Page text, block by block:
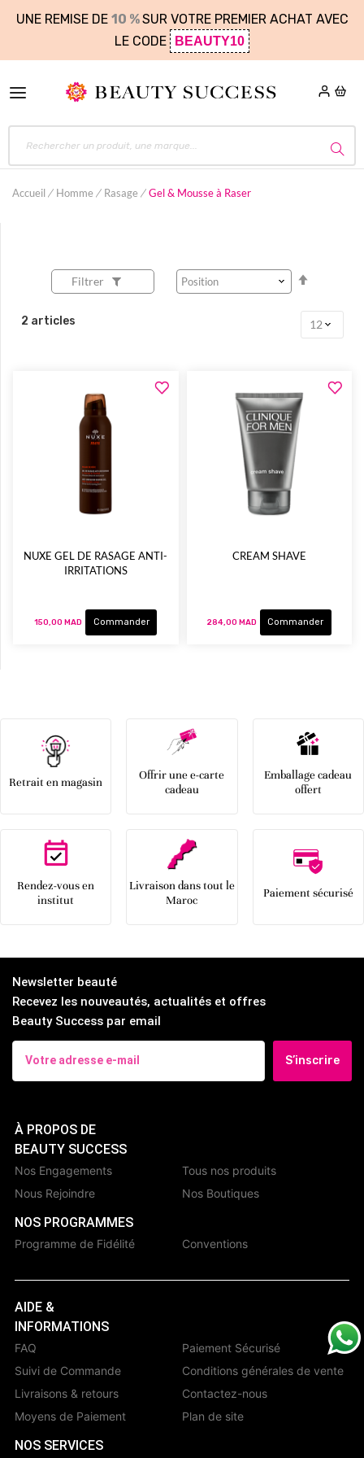
UNE REMISE DE 10 %SUR VOTRE PREMIER ACHAT AVEC
LE CODE
BEAUTY10
Accueil Homme Rasage Gel & Mousse à Raser
Filtrer
2 articles
NUXE GEL DE RASAGE ANTI-
IRRITATIONS
150,00 MAD Commander
CREAM SHAVE
284,00 MAD Commander
Retrait en magasin
Offrir une e-carte
cadeau
Emballage cadeau
offert
Rendez-vous en
institut
Livraison dans tout le
Maroc
Paiement sécurisé
Newsletter beauté
Recevez les nouveautés, actualités et offres
Beauty Success par email
S’inscrire
À PROPOS DE
BEAUTY SUCCESS
Nos Engagements
Nous Rejoindre
Tous nos produits
Nos Boutiques
NOS PROGRAMMES
Programme de Fidélité Conventions
AIDE &
INFORMATIONS
FAQ
Suivi de Commande
Livraisons & retours
Moyens de Paiement
Paiement Sécurisé
Conditions générales de vente
Contactez-nous
Plan de site
NOS SERVICES